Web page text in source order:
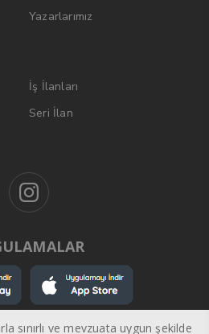
Yazarlarımız
İş İlanları
Seri İlan
sınırlı ve mevzuata uygun şekilde